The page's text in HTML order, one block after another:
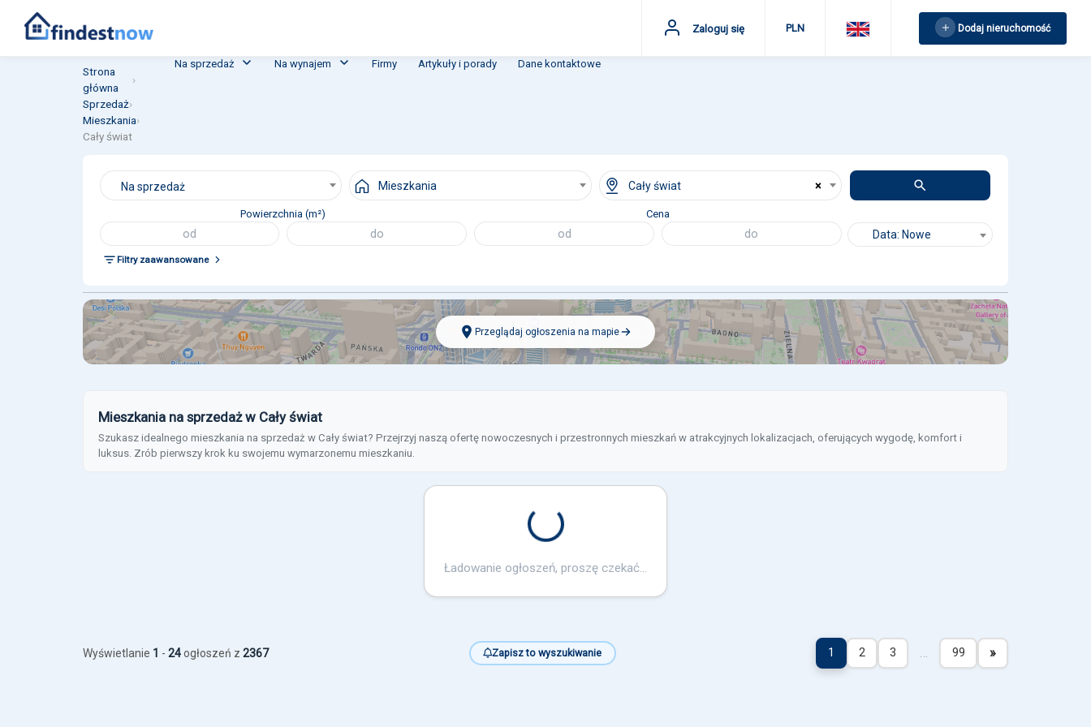
Dodaj nieruchomość
PLN
Zaloguj się
Na sprzedaż Na wynajem Firmy Artykuły i porady Dane kontaktowe
Strona
główna
›
Sprzedaż›
Mieszkania›
Cały świat
Na sprzedaż Mieszkania ×
Cały świat
Powierzchnia (m²) Cena
Filtry zaawansowane
Data: Nowe
Przeglądaj ogłoszenia na mapie
Mieszkania na sprzedaż w Cały świat
Szukasz idealnego mieszkania na sprzedaż w Cały świat? Przejrzyj naszą ofertę nowoczesnych i przestronnych mieszkań w atrakcyjnych lokalizacjach, oferujących wygodę, komfort i
luksus. Zrób pierwszy krok ku swojemu wymarzonemu mieszkaniu.
Loading...
Ładowanie ogłoszeń, proszę czekać...
Wyświetlanie 1 - 24ogłoszeń z 2367 Zapisz to wyszukiwanie 1 2 3 … 99 »